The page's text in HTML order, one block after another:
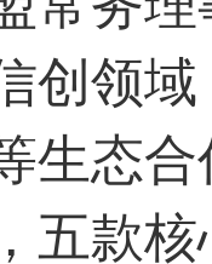
创领
生态
五款